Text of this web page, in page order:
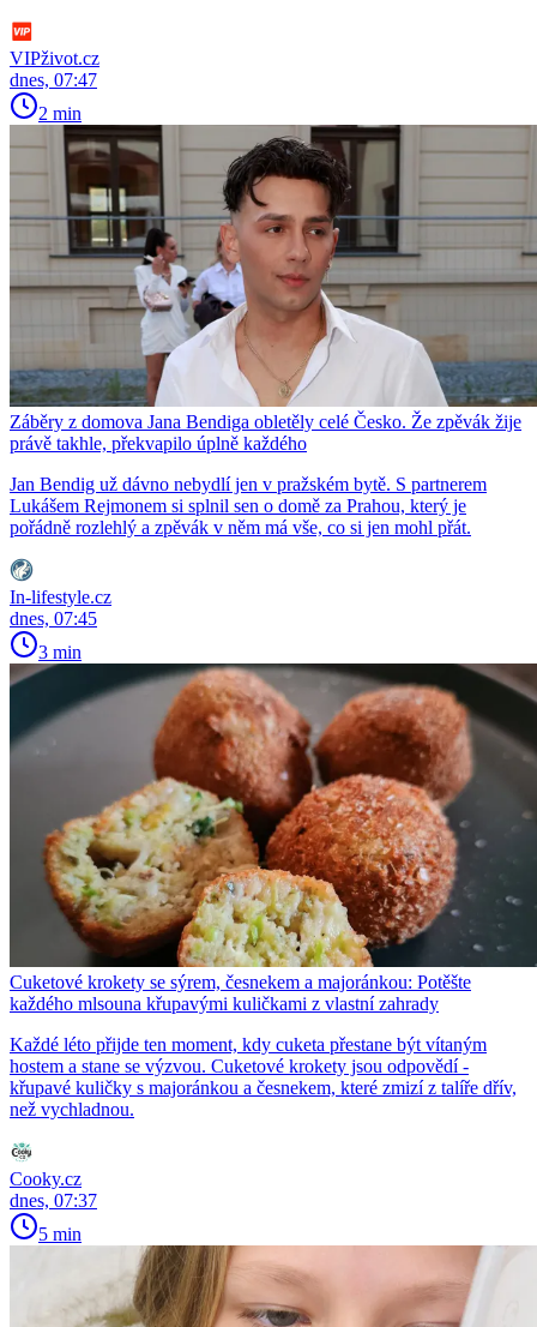
VIPživot.cz
dnes, 07:47
2 min
Záběry z domova Jana Bendiga obletěly celé Česko. Že zpěvák žije
právě takhle, překvapilo úplně každého
Jan Bendig už dávno nebydlí jen v pražském bytě. S partnerem
Lukášem Rejmonem si splnil sen o domě za Prahou, který je
pořádně rozlehlý a zpěvák v něm má vše, co si jen mohl přát.
In-lifestyle.cz
dnes, 07:45
3 min
Cuketové krokety se sýrem, česnekem a majoránkou: Potěšte
každého mlsouna křupavými kuličkami z vlastní zahrady
Každé léto přijde ten moment, kdy cuketa přestane být vítaným
hostem a stane se výzvou. Cuketové krokety jsou odpovědí -
křupavé kuličky s majoránkou a česnekem, které zmizí z talíře dřív,
než vychladnou.
Cooky.cz
dnes, 07:37
5 min